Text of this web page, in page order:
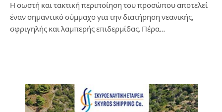
Η σωστή και τακτική περιποίηση του προσώπου αποτελεί
έναν σημαντικό σύμμαχο για την διατήρηση νεανικής,
σφριγηλής και λαμπερής επιδερμίδας. Πέρα…